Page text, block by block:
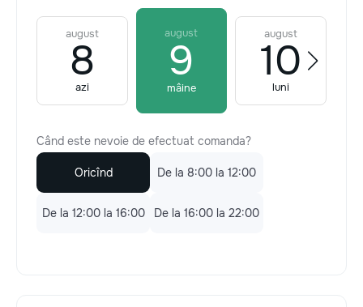
august
8
azi
august
9
mâine
august
10
luni
Când este nevoie de efectuat comanda?
Oricînd De la 8:00 la 12:00
De la 12:00 la 16:00 De la 16:00 la 22:00